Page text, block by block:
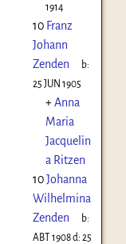
1914
10 Franz
Johann
Zenden
b:
25 JUN 1905
+Anna
Maria
Jacquelin
a Ritzen
10Johanna
Wilhelmina
Zenden
b:
ABT 1908d: 25